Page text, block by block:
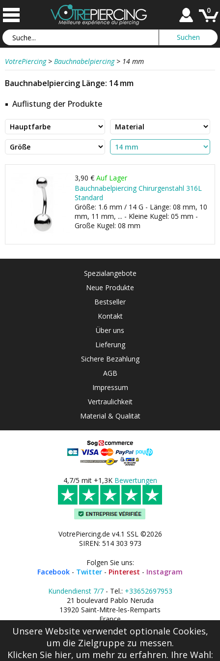
0
VotrePiercing > Bauchnabelpiercing > 14 mm
Bauchnabelpiercing Länge: 14 mm
Auflistung der Produkte
3,90 € Auf Lager
Bauchnabelpiercing Chirurgenstahl 316L
Standard
Größe: 1.6 mm / 14 G - Länge: 08 mm, 10
mm, 11 mm, ... - Kleine Kugel: 05 mm -
Große Kugel: 08 mm
Spezialangebote
Neue Produkte
Bestseller
Kontakt
Über uns
Lieferung
Sichere Bezahlung
AGB
Impressum
Vertraulichkeit
Material & Qualität
4,7/5 mit +1,3K Bewertungen
VotrePiercing.de v4.1 SSL ©2026
SIREN: 514 303 973
Folgen Sie uns:
Facebook - Twitter - Pinterest - Instagram
Kundendienst 7/7- Tel.: +33652697953
21 boulevard Pablo Neruda
13920 Saint-Mitre-les-Remparts
France
Unsere Website verwendet optionale Cookies,
um die Zielgruppe zu messen.
Klicken Sie hier, um mehr zu erfahren. Ihre Wahl: